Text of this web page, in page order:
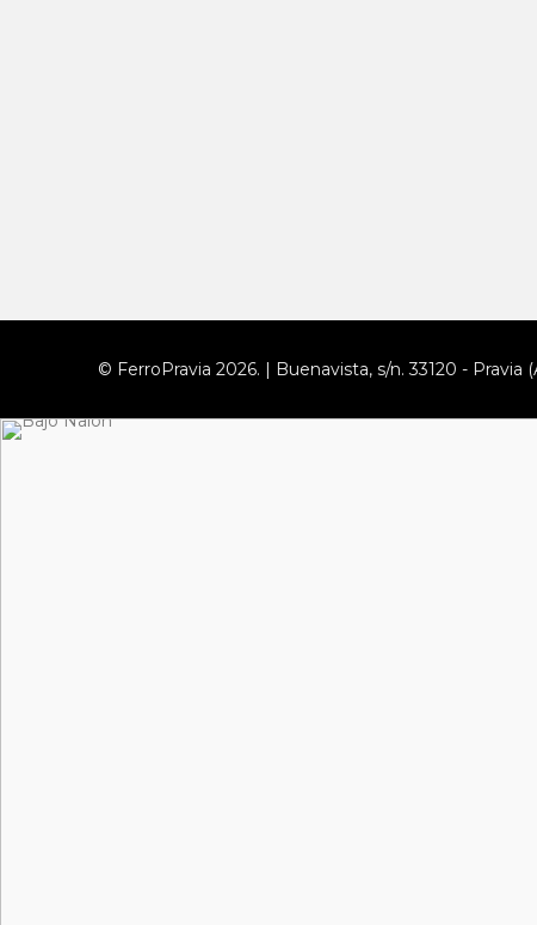
© FerroPravia 2026. | Buenavista, s/n. 33120 - Pravia